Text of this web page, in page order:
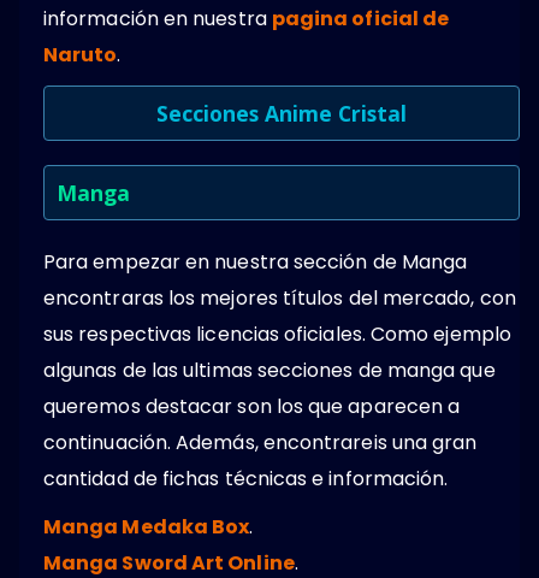
información en nuestra pagina oficial de
Naruto.
Secciones Anime Cristal
Manga
Para empezar en nuestra sección de Manga
encontraras los mejores títulos del mercado, con
sus respectivas licencias oficiales. Como ejemplo
algunas de las ultimas secciones de manga que
queremos destacar son los que aparecen a
continuación. Además, encontrareis una gran
cantidad de fichas técnicas e información.
Manga Medaka Box.
Manga Sword Art Online.